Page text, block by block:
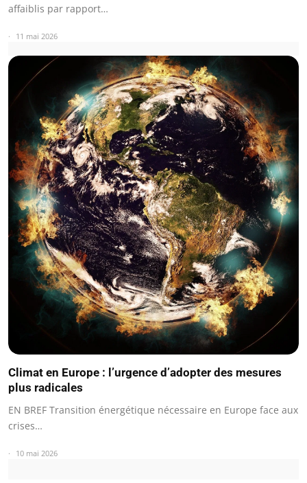
affaiblis par rapport…
11 mai 2026
Climat en Europe : l’urgence d’adopter des mesures
plus radicales
EN BREF Transition énergétique nécessaire en Europe face aux
crises…
10 mai 2026